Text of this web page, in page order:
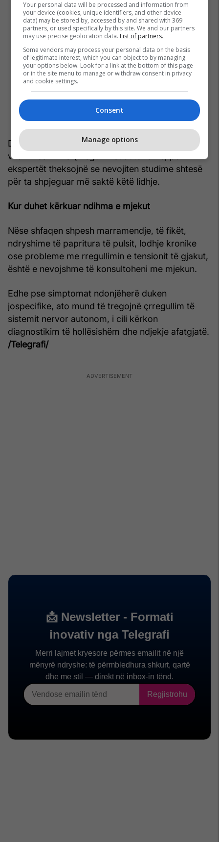
Disa hulumtime po shqyrtojnë edhe lidhjen e
vitaminës D me çrregullimet autonome, por
ekspertët theksojnë se nevojiten studime shtesë
për ta shpjeguar më saktë këtë lidhje.
Kur duhet kërkuar ndihma e mjekut
Nëse shfaqen shpesh marramendje, të fikët,
ndryshime të papritura të pulsit, lodhje kronike
ose probleme me rregullimin e tensionit të gjakut,
është e nevojshme të konsultoheni me mjekun.
Edhe pse simptomat ndonjëherë duken
jospecifike, ato mund të tregojnë çrregullim të
sistemit nervor autonom, i cili kërkon
diagnostikim të hollësishëm dhe ndjekje afatgjatë.
/Telegrafi/
Your personal data will be processed and information from
your device (cookies, unique identifiers, and other device
data) may be stored by, accessed by and shared with 369
partners, or used specifically by this site. We and our partners
may use precise geolocation data. List of partners.
Some vendors may process your personal data on the basis
of legitimate interest, which you can object to by managing
your options below. Look for a link at the bottom of this page
or in the site menu to manage or withdraw consent in privacy
and cookie settings.
Consent
Manage options